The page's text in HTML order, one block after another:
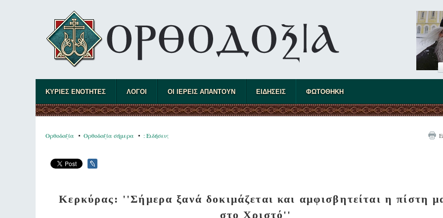
ΚΥΡΙΕΣ ΕΝΟΤΗΤΕΣ ΛΟΓΟΙ ΟΙ ΙΕΡΕΙΣ ΑΠΑΝΤΟΥΝ ΕΙΔΗΣΕΙΣ ΦΩΤΟΘΗΚΗ
Ορθοδοξία Ορθοδοξία σήμερα : Ειδήσεις
Κερκύρας: ''Σήμερα ξανά δοκιμάζεται και αμφισβητείται η πίστη
στο Χριστό''